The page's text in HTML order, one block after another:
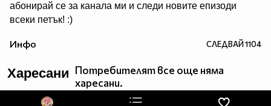
абонирай се за канала ми и следи новите епизоди
всеки петък! :)
Инфо СЛЕДВАЙ1104
Харесани Потребителят все още няма
харесани.